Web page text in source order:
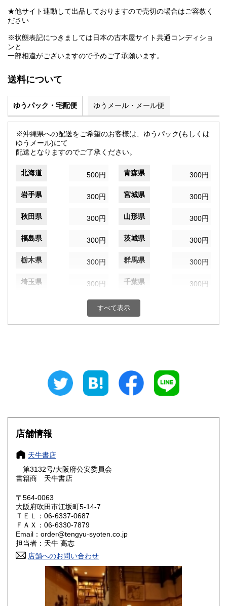
★他サイト連動して出品しておりますので売切の場合はご容赦く
ださい
※状態表記につきましては日本の古本屋サイト共通コンディショ
ンと
一部相違がございますので予めご了承願います。
送料について
ゆうパック・宅配便 ゆうメール・メール便
※沖縄県への配送をご希望のお客様は、ゆうパック(もしくは
ゆうメール)にて
配送となりますのでご了承ください。
北海道 500円 青森県 300円
岩手県 300円 宮城県 300円
秋田県 300円 山形県 300円
福島県 300円 茨城県 300円
栃木県 300円 群馬県 300円
埼玉県 300円 千葉県 300円
300円 神奈川県
新潟県 300円 富山県 300円
300円 長野県
静岡県
滋賀県
大阪府
奈良県
鳥取県
岡山県 300円
山口県
300円 愛媛県
300円 福岡県
すべて表示
店舗情報
天牛書店
第3132号/大阪府公安委員会
書籍商 天牛書店
〒564-0063
大阪府吹田市江坂町5-14-7
ＴＥＬ：06-6337-0687
ＦＡＸ：06-6330-7879
Email：order@tengyu-syoten.co.jp
担当者：天牛 高志
店舗へのお問い合わせ